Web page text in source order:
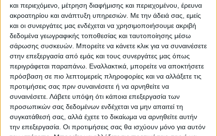
και περιεχόμενο, μέτρηση διαφήμισης και περιεχομένου, έρευνα
ακροατηρίου και ανάπτυξη υπηρεσιών. Με την άδειά σας, εμείς
και οι συνεργάτες μας ενδέχεται να χρησιμοποιήσουμε ακριβή
δεδομένα γεωγραφικής τοποθεσίας και ταυτοποίησης μέσω
σάρωσης συσκευών. Μπορείτε να κάνετε κλικ για να συναινέσετε
στην επεξεργασία από εμάς και τους συνεργάτες μας όπως
περιγράφεται παραπάνω. Εναλλακτικά, μπορείτε να αποκτήσετε
πρόσβαση σε πιο λεπτομερείς πληροφορίες και να αλλάξετε τις
προτιμήσεις σας πριν συναινέσετε ή να αρνηθείτε να
συναινέσετε. Λάβετε υπόψη ότι κάποια επεξεργασία των
προσωπικών σας δεδομένων ενδέχεται να μην απαιτεί τη
συγκατάθεσή σας, αλλά έχετε το δικαίωμα να αρνηθείτε αυτήν
την επεξεργασία. Οι προτιμήσεις σας θα ισχύουν μόνο για αυτόν
ΠΑΡΟΜΟΙΑ ΑΡΘΡΑ